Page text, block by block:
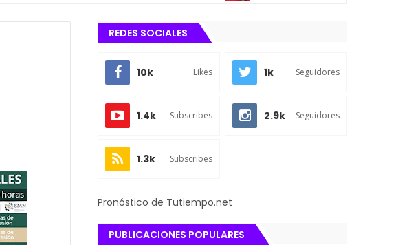
REDES SOCIALES
10k Likes 1k Seguidores
1.4k Subscribes 2.9k Seguidores
1.3k Subscribes
Pronóstico de Tutiempo.net
PUBLICACIONES POPULARES